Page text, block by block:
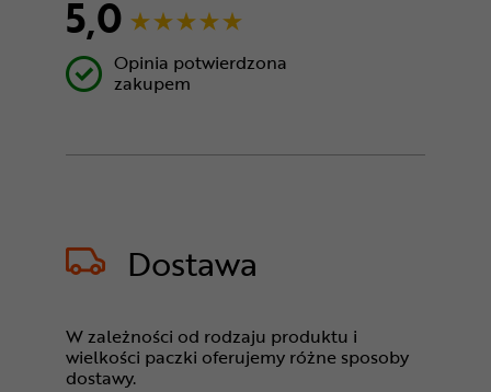
5,0
Opinia potwierdzona
zakupem
Dostawa
W zależności od rodzaju produktu i
wielkości paczki oferujemy różne sposoby
dostawy.